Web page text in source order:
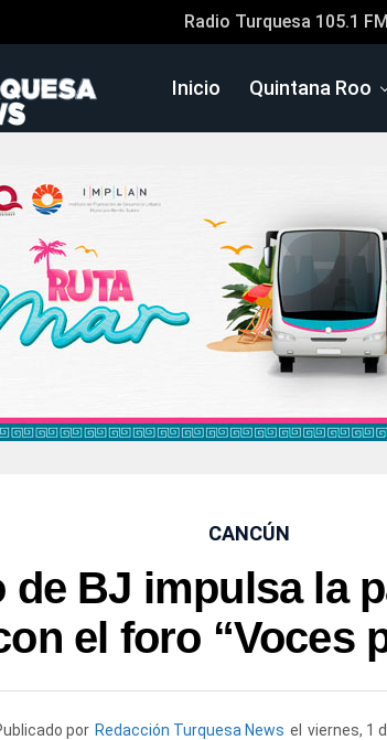
Radio Turquesa 105.1 FM
Inicio Quintana Roo
CANCÚN
de BJ impulsa la
el foro “Voces
por Redacción Turquesa News el viernes, 1